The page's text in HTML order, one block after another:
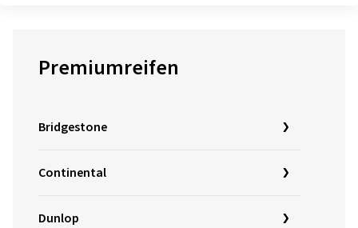
Premiumreifen
Bridgestone
Continental
Dunlop